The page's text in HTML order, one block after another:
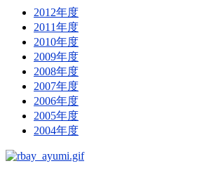
2012年度
2011年度
2010年度
2009年度
2008年度
2007年度
2006年度
2005年度
2004年度